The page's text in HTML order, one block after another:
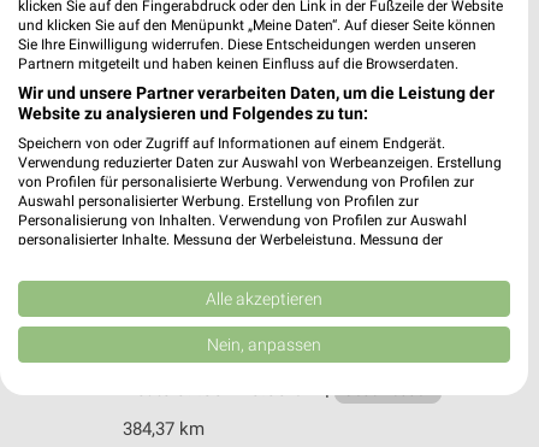
334,10 km
Ernsting's family Altdorf b. Nürnberg
Unterer Markt 1
90518 Altdorf b. Nürnberg
Heute 09:00 - 14:00 Uhr | Geschlossen
376,83 km
❯
Ernsting's family Burgthann - Oberferrieden
Espenpark 30
90559 Burgthann - Oberferrieden
384,37 km
klicken Sie auf den Fingerabdruck oder den Link in der Fußzeile der Website
und klicken Sie auf den Menüpunkt „Meine Daten“. Auf dieser Seite können
Sie Ihre Einwilligung widerrufen. Diese Entscheidungen werden unseren
Partnern mitgeteilt und haben keinen Einfluss auf die Browserdaten.
Wir und unsere Partner verarbeiten Daten, um die Leistung der
Website zu analysieren und Folgendes zu tun:
Speichern von oder Zugriff auf Informationen auf einem Endgerät.
Verwendung reduzierter Daten zur Auswahl von Werbeanzeigen. Erstellung
von Profilen für personalisierte Werbung. Verwendung von Profilen zur
Auswahl personalisierter Werbung. Erstellung von Profilen zur
Personalisierung von Inhalten. Verwendung von Profilen zur Auswahl
personalisierter Inhalte. Messung der Werbeleistung. Messung der
Kombinationen von Daten aus verschiedenen Quellen. Entwicklung und
Verbesserung der Angebote. Verwendung reduzierter Daten zur Auswahl
von Inhalten.
Daten können außerhalb der Europäischen Union weitergegeben und in die
USA gesendet werden.
Website/App.
Partnerliste anzeigen (1 IAB-Anbieter)
Alle akzeptieren
Nein, anpassen